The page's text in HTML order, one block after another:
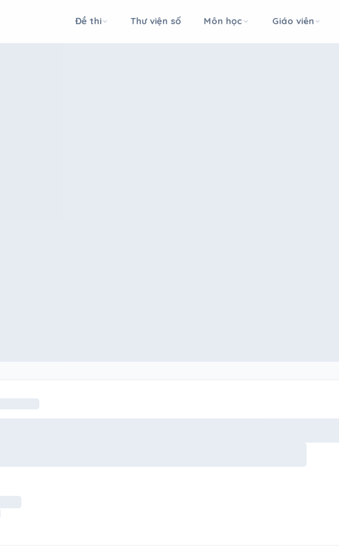
Đề thi Thư viện số Môn học Giáo viên
phí